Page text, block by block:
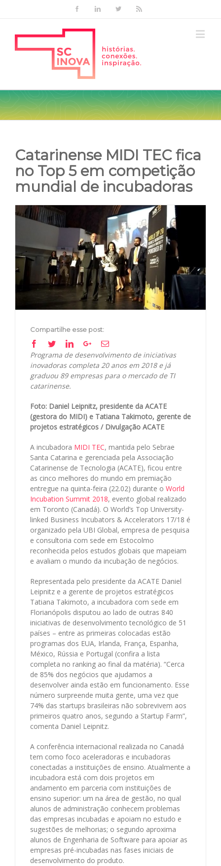
FacebookLinkedinTwitter
Catarinense MIDI TEC fica
no Top 5 em competição
mundial de incubadoras
View
Larger
Compartilhe esse post:
Facebook
TwitterLinkedinGoogle+Email
Programa de desenvolvimento de iniciativas
inovadoras completa 20 anos em 2018 e já
graduou 89 empresas para o mercado de TI
catarinense.
Foto: Daniel Leipnitz, presidente da ACATE
(gestora do MIDI) e Tatiana Takimoto, gerente de
projetos estratégicos / Divulgação ACATE
A incubadora MIDI TEC, mantida pelo Sebrae
Santa Catarina e gerenciada pela Associação
Catarinense de Tecnologia (ACATE), ficou entre
as cinco melhores do mundo em premiação
entregue na quinta-feira (22.02) durante o World
Incubation Summit 2018, evento global realizado
em Toronto (Canadá). O World’s Top University-
linked Business Incubators & Accelerators 17/18 é
organizado pela UBI Global, empresa de pesquisa
e consultoria com sede em Estocolmo
reconhecida pelos estudos globais que mapeiam
e avaliam o mundo da incubação de negócios.
Representada pelo presidente da ACATE Daniel
Leipnitz e a gerente de projetos estratégicos
Tatiana Takimoto, a incubadora com sede em
Florianópolis disputou ao lado de outras 840
iniciativas de desenvolvimento tecnológico de 51
países – entre as primeiras colocadas estão
programas dos EUA, Irlanda, França, Espanha,
México, Rússia e Portugal (confira a lista
completa no ranking ao final da matéria). “Cerca
de 85% dos negócios que ajudamos a
desenvolver ainda estão em funcionamento. Esse
número surpreende muita gente, uma vez que
74% das startups brasileiras não sobrevivem aos
primeiros quatro anos, segundo a Startup Farm”,
comenta Daniel Leipnitz.
A conferência internacional realizada no Canadá
tem como foco aceleradoras e incubadoras
conectadas a instituições de ensino. Atualmente a
incubadora está com dois projetos em
andamento em parceria com instituições de
ensino superior: um na área de gestão, no qual
alunos de administração conhecem problemas
das empresas incubadas e apoiam no estudo e
sugestões de melhorias; o segundo aproxima
alunos de Engenharia de Software para apoiar as
empresas pré-incubadas nas fases iniciais de
desenvolvimento do produto.